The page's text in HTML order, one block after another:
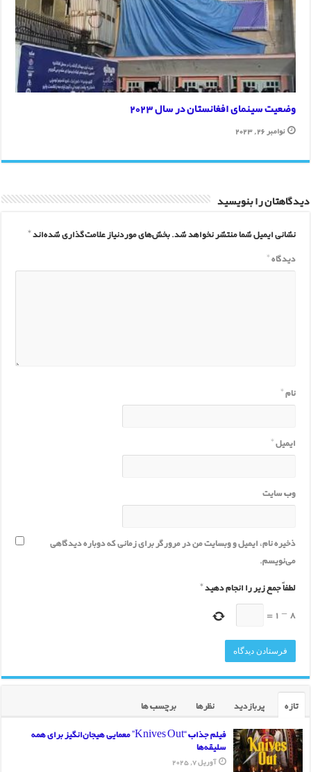
وضعیت سینمای افغانستان در سال 2023
نوامبر 26, 2023
دیدگاهتان را بنویسید
نشانی ایمیل شما منتشر نخواهد شد.بخش‌های موردنیاز علامت‌گذاری شده‌اند*
دیدگاه*
نام*
ایمیل*
وب‌ سایت
ذخیره نام، ایمیل و وبسایت من در مرورگر برای زمانی که دوباره دیدگاهی
می‌نویسم.
لطفاً جمع زیر را انجام دهید*
8
−
1
=
تازه پربازدید نظرها
برچسب ها
فیلم جذاب “Knives Out” معمایی هیجان‌انگیز برای همه
سلیقه‌ها
آوریل 7, 2025